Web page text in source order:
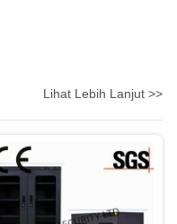
Lihat Lebih Lanjut >>